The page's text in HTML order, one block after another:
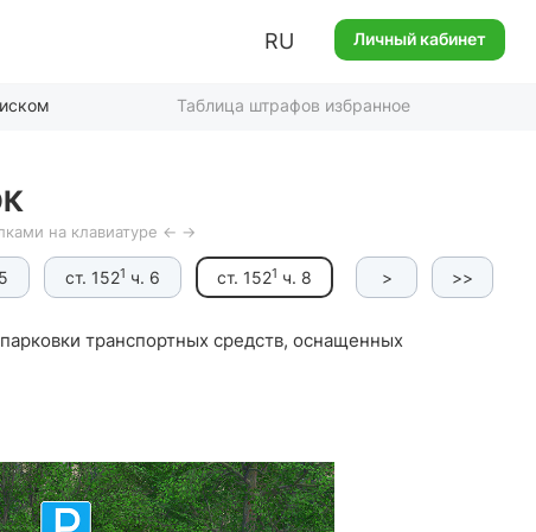
RU Личный кабинет
Таблица штрафов избранное
на клавиатуре ← →
ст. 1521 ч. 6 ст. 1521 ч. 8 >>
>
транспортных средств, оснащенных